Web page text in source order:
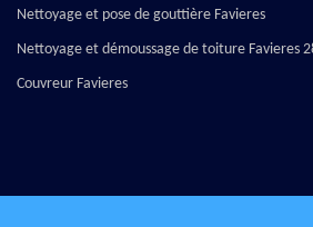
Nettoyage et pose de gouttière Favieres
Nettoyage et démoussage de toiture Favieres
Couvreur Favieres